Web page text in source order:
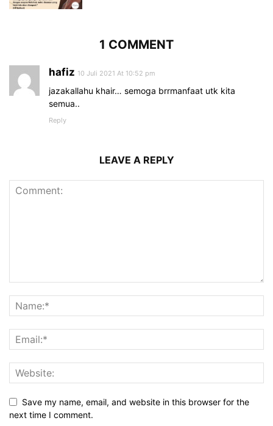
1 COMMENT
hafiz 10 Juli 2021 At 10:52 pm
jazakallahu khair… semoga brrmanfaat utk kita
semua..
Reply
LEAVE A REPLY
Save my name, email, and website in this browser for the
next time I comment.